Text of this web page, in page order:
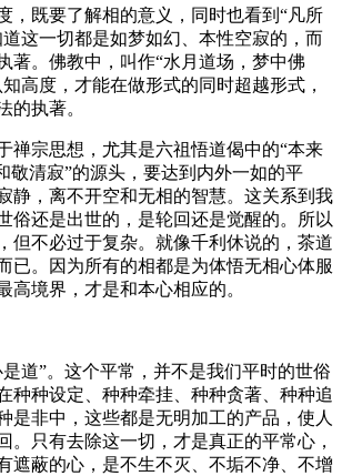
既要了解相的意义，同时也看到“凡所
这一切都是如梦如幻、本性空寂的，而
著。佛教中，叫作“水月道场，梦中佛
高度，才能在做形式的同时超越形式，
的执著。
宗思想，尤其是六祖悟道偈中的“本来
敬清寂”的源头，要达到内外一如的平
静，离不开空和无相的智慧。这关系到我
俗还是出世的，是轮回还是觉醒的。所以
但不必过于复杂。就像千利休说的，茶道
已。因为所有的相都是为体悟无相心体服
高境界，才是和本心相应的。
”。这个平常，并不是我们平时的世俗
种种设定、种种牵挂、种种贪著、种种追
是非中，这些都是无明加工的产品，使人
。只有去除这一切，才是真正的平常心，
遮蔽的心，是不生不灭、不垢不净、不增